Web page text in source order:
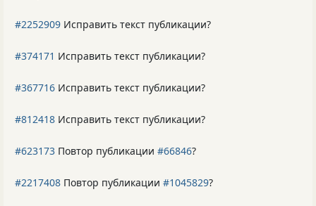
#2252909 Исправить текст публикации?
#374171 Исправить текст публикации?
#367716 Исправить текст публикации?
#812418 Исправить текст публикации?
#623173 Повтор публикации #66846?
#2217408 Повтор публикации #1045829?